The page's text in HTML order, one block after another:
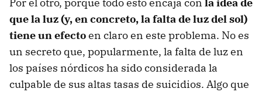
Por el otro, porque todo esto encaja con la idea de
que la luz (y, en concreto, la falta de luz del sol)
tiene un efectoen claro en este problema. No es
un secreto que, popularmente, la falta de luz en
los países nórdicos ha sido considerada la
culpable de sus altas tasas de suicidios. Algo que